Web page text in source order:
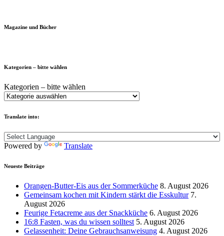
Magazine und Bücher
Kategorien – bitte wählen
Kategorien – bitte wählen
Translate into:
Powered by Translate
Neueste Beiträge
Orangen-Butter-Eis aus der Sommerküche 8. August 2026
Gemeinsam kochen mit Kindern stärkt die Esskultur 7.
August 2026
Feurige Fetacreme aus der Snackküche 6. August 2026
16:8 Fasten, was du wissen solltest 5. August 2026
Gelassenheit: Deine Gebrauchsanweisung 4. August 2026